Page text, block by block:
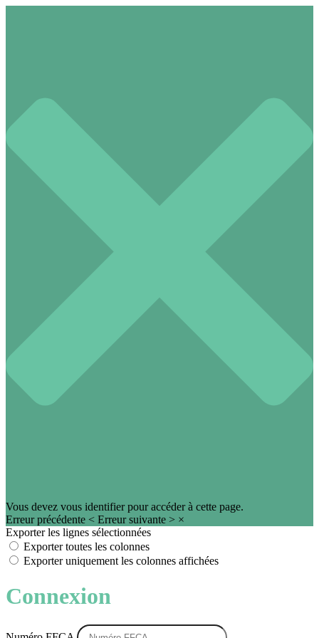
Vous devez vous identifier pour accéder à cette page.
Erreur précédente < Erreur suivante > ×
Exporter les lignes sélectionnées
Exporter toutes les colonnes
Exporter uniquement les colonnes affichées
Connexion